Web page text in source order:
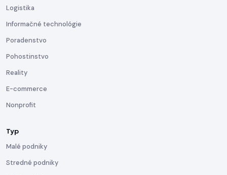
Logistika
Informačné technológie
Poradenstvo
Pohostinstvo
Reality
E-commerce
Nonprofit
Typ
Malé podniky
Stredné podniky